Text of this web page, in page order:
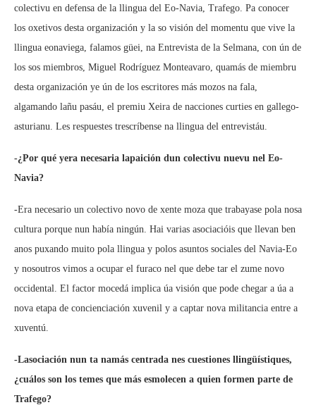
colectivu en defensa de la llingua del Eo-Navia, Trafego. Pa conocer
los oxetivos desta organización y la so visión del momentu que vive la
llingua eonaviega, falamos güei, na Entrevista de la Selmana, con ún de
los sos miembros, Miguel Rodríguez Monteavaro, quamás de miembru
desta organización ye ún de los escritores más mozos na fala,
algamando lañu pasáu, el premiu Xeira de nacciones curties en gallego-
asturianu. Les respuestes trescríbense na llingua del entrevistáu.
-¿Por qué yera necesaria lapaición dun colectivu nuevu nel Eo-
Navia?
-Era necesario un colectivo novo de xente moza que trabayase pola nosa
cultura porque nun había ningún. Hai varias asociacióis que llevan ben
anos puxando muito pola llingua y polos asuntos sociales del Navia-Eo
y nosoutros vimos a ocupar el furaco nel que debe tar el zume novo
occidental. El factor mocedá implica úa visión que pode chegar a úa a
nova etapa de concienciación xuvenil y a captar nova militancia entre a
xuventú.
-Lasociación nun ta namás centrada nes cuestiones llingüístiques,
¿cuálos son los temes que más esmolecen a quien formen parte de
Trafego?